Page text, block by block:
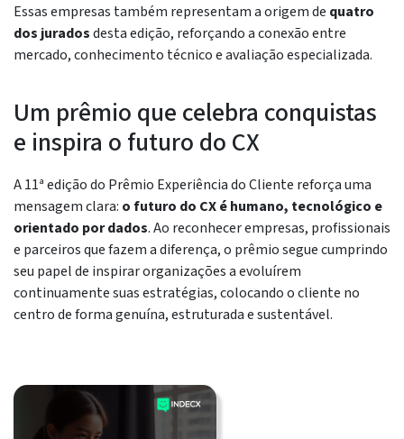
Essas empresas também representam a origem de quatro
dos juradosdesta edição, reforçando a conexão entre
mercado, conhecimento técnico e avaliação especializada.
Um prêmio que celebra conquistas
e inspira o futuro do CX
A 11ª edição do Prêmio Experiência do Cliente reforça uma
mensagem clara: o futuro do CX é humano, tecnológico e
orientado por dados. Ao reconhecer empresas, profissionais
e parceiros que fazem a diferença, o prêmio segue cumprindo
seu papel de inspirar organizações a evoluírem
continuamente suas estratégias, colocando o cliente no
centro de forma genuína, estruturada e sustentável.